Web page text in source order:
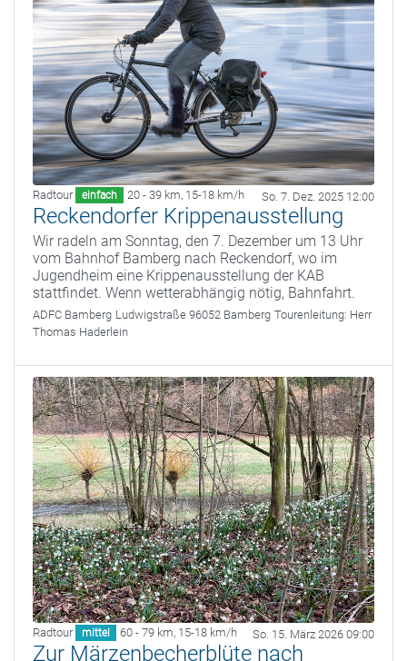
Radtour einfach 20 - 39 km, 15-18 km/h So. 7. Dez. 2025 12:00
Reckendorfer Krippenausstellung
Wir radeln am Sonntag, den 7. Dezember um 13 Uhr
vom Bahnhof Bamberg nach Reckendorf, wo im
Jugendheim eine Krippenausstellung der KAB
stattfindet. Wenn wetterabhängig nötig, Bahnfahrt.
ADFC Bamberg Ludwigstraße 96052 Bamberg Tourenleitung: Herr
Thomas Haderlein
Radtour mittel 60 - 79 km, 15-18 km/h So. 15. März 2026 09:00
Zur Märzenbecherblüte nach